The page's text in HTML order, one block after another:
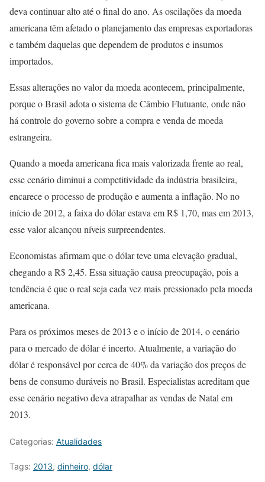
deva continuar alto até o final do ano. As oscilações da moeda
americana têm afetado o planejamento das empresas exportadoras
e também daquelas que dependem de produtos e insumos
importados.
Essas alterações no valor da moeda acontecem, principalmente,
porque o Brasil adota o sistema de Câmbio Flutuante, onde não
há controle do governo sobre a compra e venda de moeda
estrangeira.
Quando a moeda americana fica mais valorizada frente ao real,
esse cenário diminui a competitividade da indústria brasileira,
encarece o processo de produção e aumenta a inflação. No no
início de 2012, a faixa do dólar estava em R$ 1,70, mas em 2013,
esse valor alcançou níveis surpreendentes.
Economistas afirmam que o dólar teve uma elevação gradual,
chegando a R$ 2,45. Essa situação causa preocupação, pois a
tendência é que o real seja cada vez mais pressionado pela moeda
americana.
Para os próximos meses de 2013 e o início de 2014, o cenário
para o mercado de dólar é incerto. Atualmente, a variação do
dólar é responsável por cerca de 40% da variação dos preços de
bens de consumo duráveis no Brasil. Especialistas acreditam que
esse cenário negativo deva atrapalhar as vendas de Natal em
2013.
Categorias: Atualidades
Tags: 2013, dinheiro, dólar